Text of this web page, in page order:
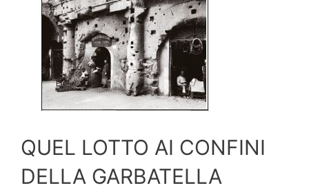
QUEL LOTTO AI CONFINI
DELLA GARBATELLA